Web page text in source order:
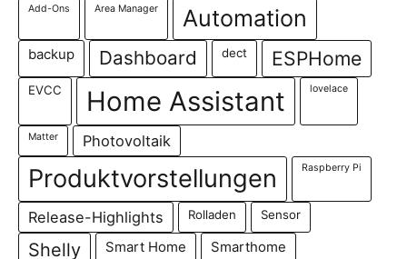
Add-Ons Area Manager Automation
backup Dashboard dect ESPHome
EVCC Home Assistant lovelace
Matter Photovoltaik
Produktvorstellungen Raspberry Pi
Release-Highlights Rolladen Sensor
Shelly Smart Home Smarthome